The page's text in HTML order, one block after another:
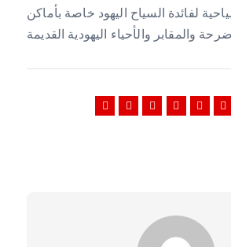
لفائدة السياح اليهود خاصة بأماكن
والمقابر والأحياء اليهودية القديمة